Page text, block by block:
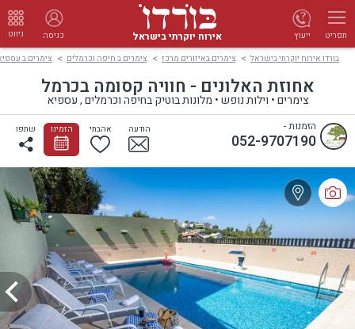
תפריט אירוח יוקרתי בישראל כניסה ניווט ייעוץ
בורדו אירוח יוקרתי בישראל צימרים באיזורים מרכז צימרים ב חיפה וכרמלים צימרים ב
אחוזת האלונים - חוויה קסומה בכרמל
צימרים • וילות נופש • מלונות בוטיק בחיפה וכרמלים , עספיא
שתפו הודעה אהבתי הזמינו
052-9707190
הזמנות -